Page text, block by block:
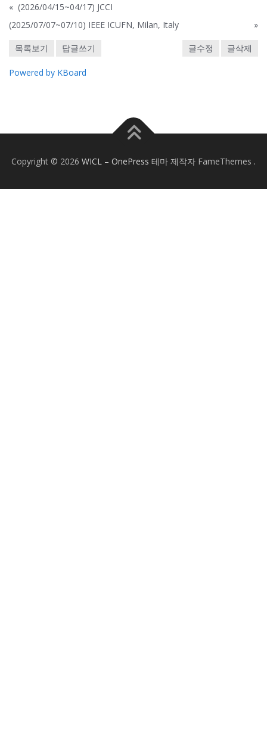
« (2026/04/15~04/17) JCCI
(2025/07/07~07/10) IEEE ICUFN, Milan, Italy
»
목록보기 답글쓰기 글수정 글삭제
Powered by KBoard
Copyright © 2026 WICL – OnePress 테마 제작자 FameThemes .